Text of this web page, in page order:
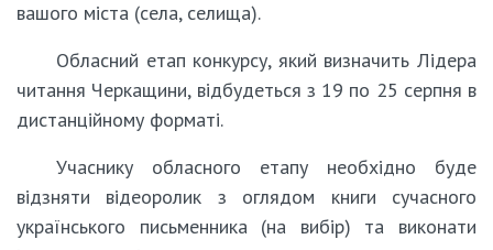
вашого міста (села, селища).
Обласний етап конкурсу, який визначить Лідера
читання Черкащини, відбудеться з 19 по 25 серпня в
дистанційному форматі.
Учаснику обласного етапу необхідно буде
відзняти відеоролик з оглядом книги сучасного
українського письменника (на вибір) та виконати